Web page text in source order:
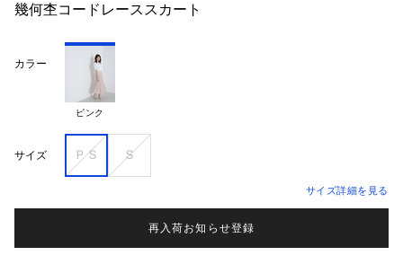
幾何杢コードレーススカート
カラー
ピンク
サイズ ＰＳ Ｓ
サイズ詳細を見る
再入荷お知らせ登録